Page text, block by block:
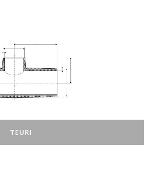
TEURI